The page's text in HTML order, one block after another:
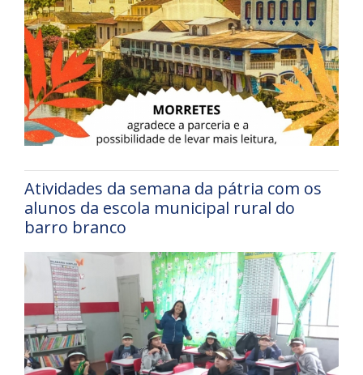
Atividades da semana da pátria com os
alunos da escola municipal rural do
barro branco